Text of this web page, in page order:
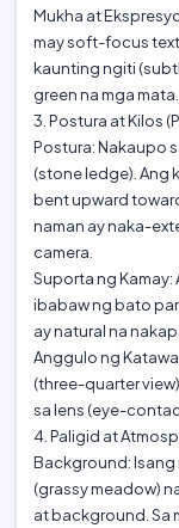
‎​Mukha at
may soft-focus
kaunting ngiti
green na mga mata.
‎​3. Postura at Kilos
‎​Postura: Nakaupo
(stone ledge). Ang
bent upward
naman ay naka-
camera.
‎​Suporta ng
ibabaw ng bato
ay natural na
‎​Anggulo ng
(three-quarter
sa lens (eye-
‎​4. Paligid at
‎​Background: Isang
(grassy meadow)
at background. Sa